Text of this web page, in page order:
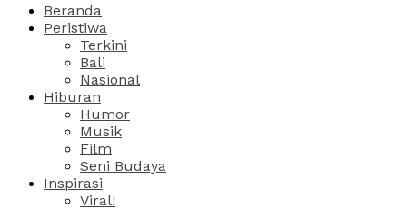
Beranda
Peristiwa
Terkini
Bali
Nasional
Hiburan
Humor
Musik
Film
Seni Budaya
Inspirasi
Viral!